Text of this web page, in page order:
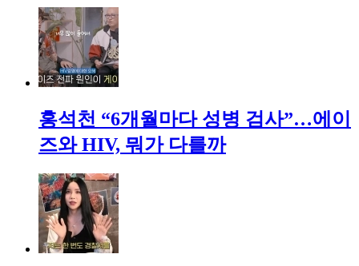
홍석천 “6개월마다 성병 검사”…에이
즈와 HIV, 뭐가 다를까